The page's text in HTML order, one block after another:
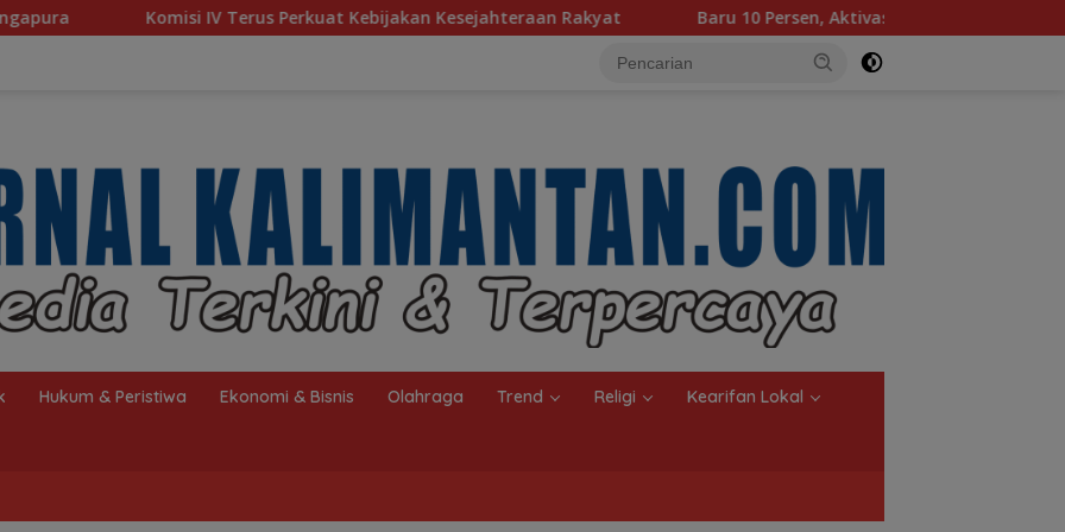
Perkuat Kebijakan Kesejahteraan Rakyat Baru 10 Persen, Aktivasi IKD Banjarmasin Didorong Tuntas 90 Persen
Hukum & Peristiwa Ekonomi & Bisnis Olahraga Trend Religi Kearifan Lokal